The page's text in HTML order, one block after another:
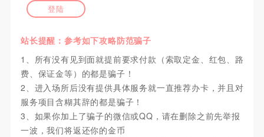
登陆
站长提醒：参考如下攻略防范骗子
1、所有没有见到面就提前要求付款（索取定金、红包、路
费、保证金等）的都是骗子！
2、进入场所后没有提供具体服务就一直推荐办卡，并且对
服务项目含糊其辞的都是骗子！
3、如果你加上了骗子的微信或QQ，请在删除之前先举报
一波，我们将返还你的金币